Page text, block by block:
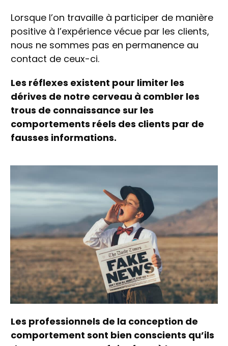
Lorsque l’on travaille à participer de manière
positive à l’expérience vécue par les clients,
nous ne sommes pas en permanence au
contact de ceux-ci.
Les réflexes existent pour limiter les
dérives de notre cerveau à combler les
trous de connaissance sur les
comportements réels des clients par de
fausses informations.
Les professionnels de la conception de
comportement sont bien conscients qu’ils